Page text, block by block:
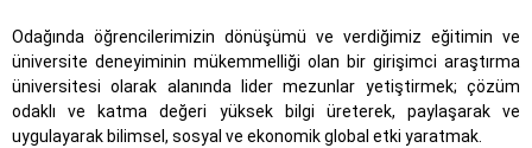
Odağında öğrencilerimizin dönüşümü ve verdiğimiz eğitimin ve
üniversite deneyiminin mükemmelliği olan bir girişimci araştırma
üniversitesi olarak alanında lider mezunlar yetiştirmek; çözüm
odaklı ve katma değeri yüksek bilgi üreterek, paylaşarak ve
uygulayarak bilimsel, sosyal ve ekonomik global etki yaratmak.